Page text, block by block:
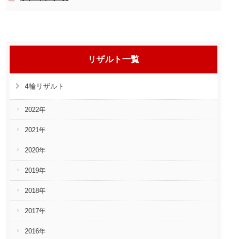
リザルト一覧
4輪リザルト
2022年
2021年
2020年
2019年
2018年
2017年
2016年